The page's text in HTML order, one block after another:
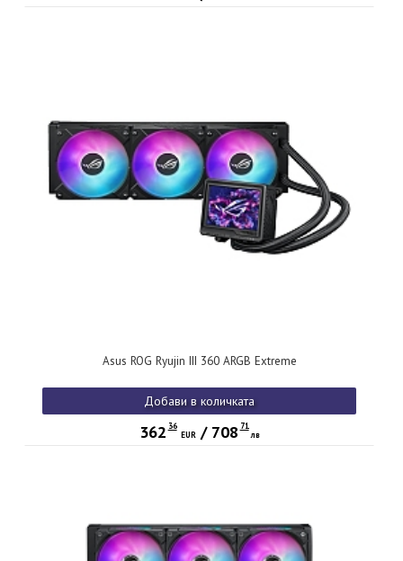
Asus ROG Ryujin III 360 ARGB Extreme
Добави в количката
362 36
EUR/ 708 71
лв